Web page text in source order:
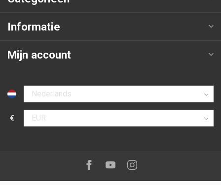
Informatie
Mijn account
Selecteer taal
€
Selecteer valuta
Volg ons op:Facebook
YoutubeInstagram